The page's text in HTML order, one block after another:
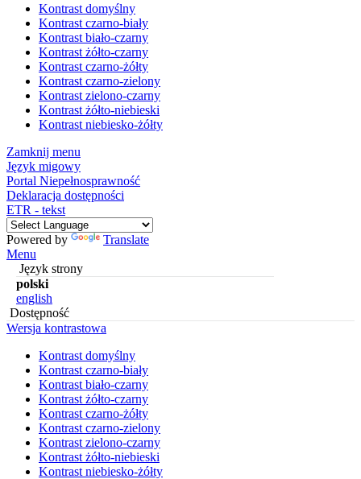
Kontrast domyślny
Kontrast czarno-biały
Kontrast biało-czarny
Kontrast żółto-czarny
Kontrast czarno-żółty
Kontrast czarno-zielony
Kontrast zielono-czarny
Kontrast żółto-niebieski
Kontrast niebiesko-żółty
Zamknij menu
Język migowy
Portal Niepełnosprawność
Deklaracja dostępności
ETR - tekst
Powered by
Translate
Menu
Język strony
polski
english
Dostępność
Wersja kontrastowa
Kontrast domyślny
Kontrast czarno-biały
Kontrast biało-czarny
Kontrast żółto-czarny
Kontrast czarno-żółty
Kontrast czarno-zielony
Kontrast zielono-czarny
Kontrast żółto-niebieski
Kontrast niebiesko-żółty